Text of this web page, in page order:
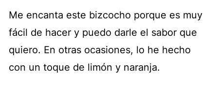
Me encanta este bizcocho porque es muy
fácil de hacer y puedo darle el sabor que
quiero. En otras ocasiones, lo he hecho
con un toque de limón y naranja.